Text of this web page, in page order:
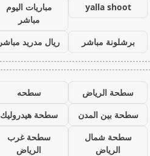
yalla shoot
مباريات اليوم
مباشر
برشلونة مباشر
ريال مدريد مباشر
سطحة الرياض
سطحه
سطحة بين المدن
سطحة هيدروليك
سطحة شمال
الرياض
سطحة غرب
الرياض